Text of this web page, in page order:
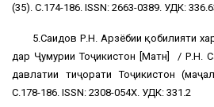
(35). С.174-186. ISSN: 2663-0389. УДК:
5.Саидов Р.Н. Арзёбии қобилияти
дар Ҷумҳурии Тоҷикистон [Матн] / Р.Н.
давлатии тиҷорати Тоҷикистон
С.178-186. ISSN: 2308-054X. УДК: 331.2